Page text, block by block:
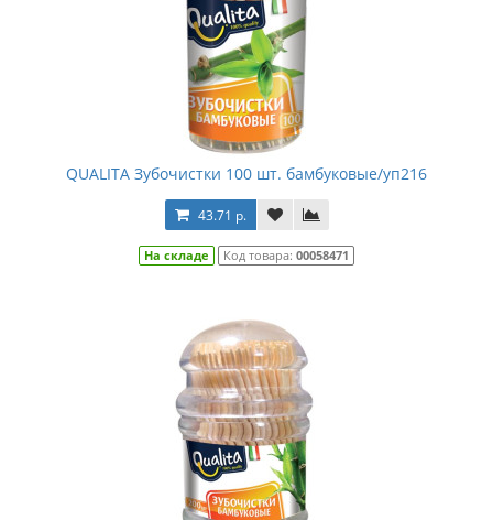
QUALITA Зубочистки 100 шт. бамбуковые/уп216
43.71 р.
На складе Код товара: 00058471